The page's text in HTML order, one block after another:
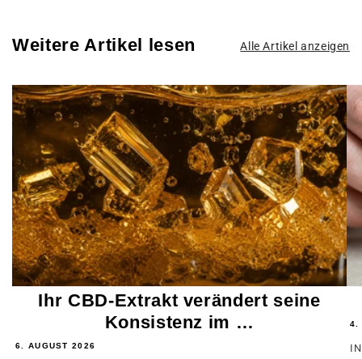
Weitere Artikel lesen Alle Artikel anzeigen
Ihr CBD-Extrakt verändert seine
Konsistenz im …
6. AUGUST 2026
4.